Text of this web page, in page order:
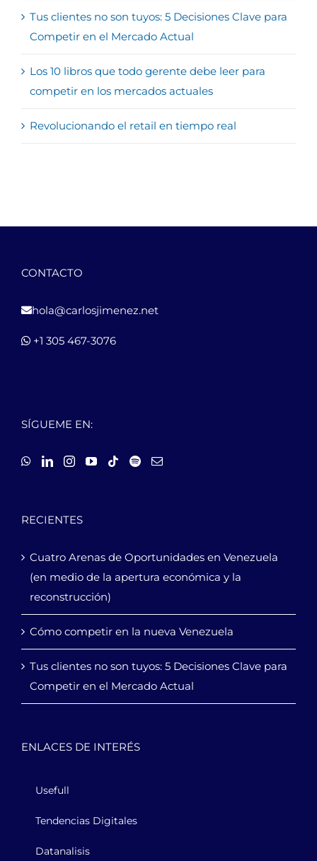
Tus clientes no son tuyos: 5 Decisiones Clave para
Competir en el Mercado Actual
Los 10 libros que todo gerente debe leer para
competir en los mercados actuales
Revolucionando el retail en tiempo real
CONTACTO
hola@carlosjimenez.net
+1 305 467-3076
SÍGUEME EN:
RECIENTES
Cuatro Arenas de Oportunidades en Venezuela
(en medio de la apertura económica y la
reconstrucción)
Cómo competir en la nueva Venezuela
Tus clientes no son tuyos: 5 Decisiones Clave para
Competir en el Mercado Actual
ENLACES DE INTERÉS
Usefull
Tendencias Digitales
Datanalisis